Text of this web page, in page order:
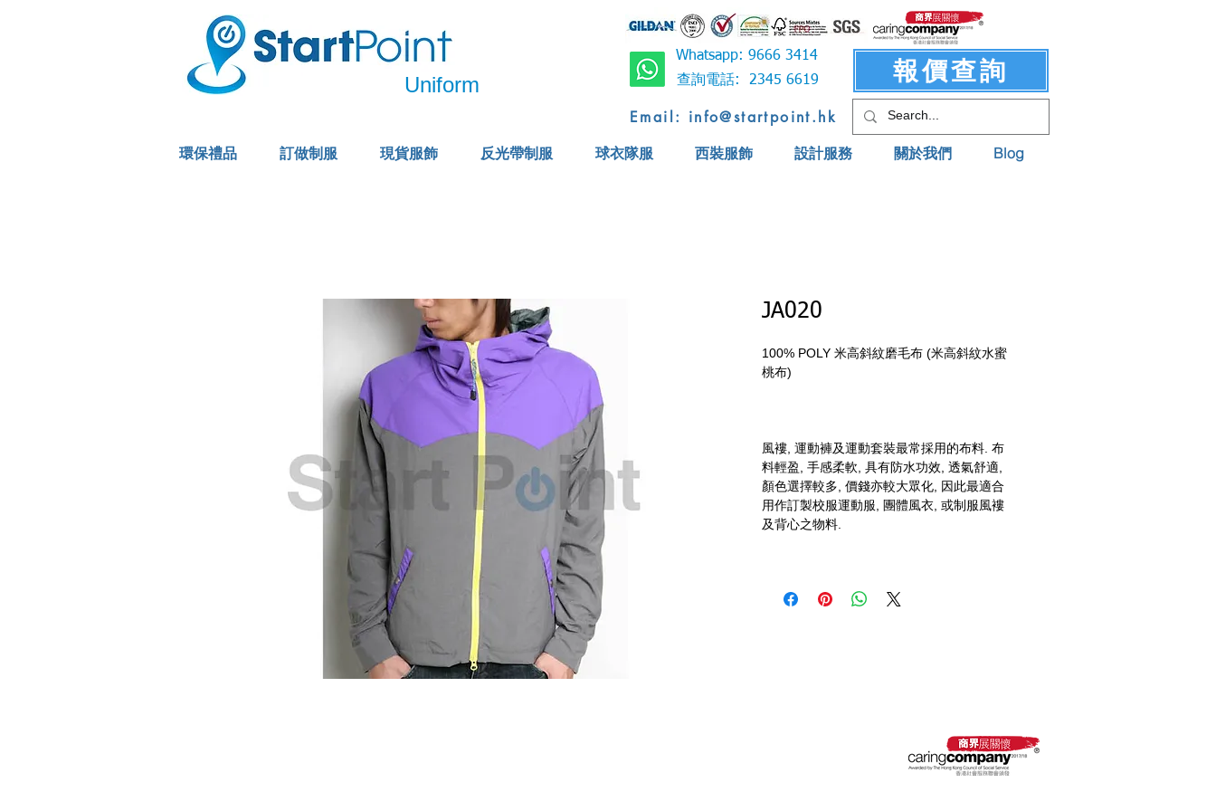
Whatsapp: 9666 3414
環保禮品 訂做制服 現貨服飾 反光帶制服 球衣隊服 西裝服飾 設計服務 關於我們 Blog
Uniform
Email: info@startpoint.hk
查詢電話: 2345 6619 報價查詢
JA020
100% POLY 米高斜紋磨毛布 (米高斜紋水蜜
風褸, 運動褲及運動套裝最常採用的布料. 布
料輕盈, 手感柔軟, 具有防水功效, 透氣舒適,
顏色選擇較多, 價錢亦較大眾化, 因此最適合
用作訂製校服運動服, 團體風衣, 或制服風褸
及背心之物料.